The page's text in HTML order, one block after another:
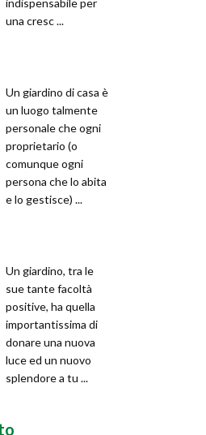
una cresc ...
Un giardino di casa è
un luogo talmente
personale che ogni
proprietario (o
comunque ogni
persona che lo abita
e lo gestisce) ...
Un giardino, tra le
sue tante facoltà
positive, ha quella
importantissima di
donare una nuova
luce ed un nuovo
splendore a tu ...